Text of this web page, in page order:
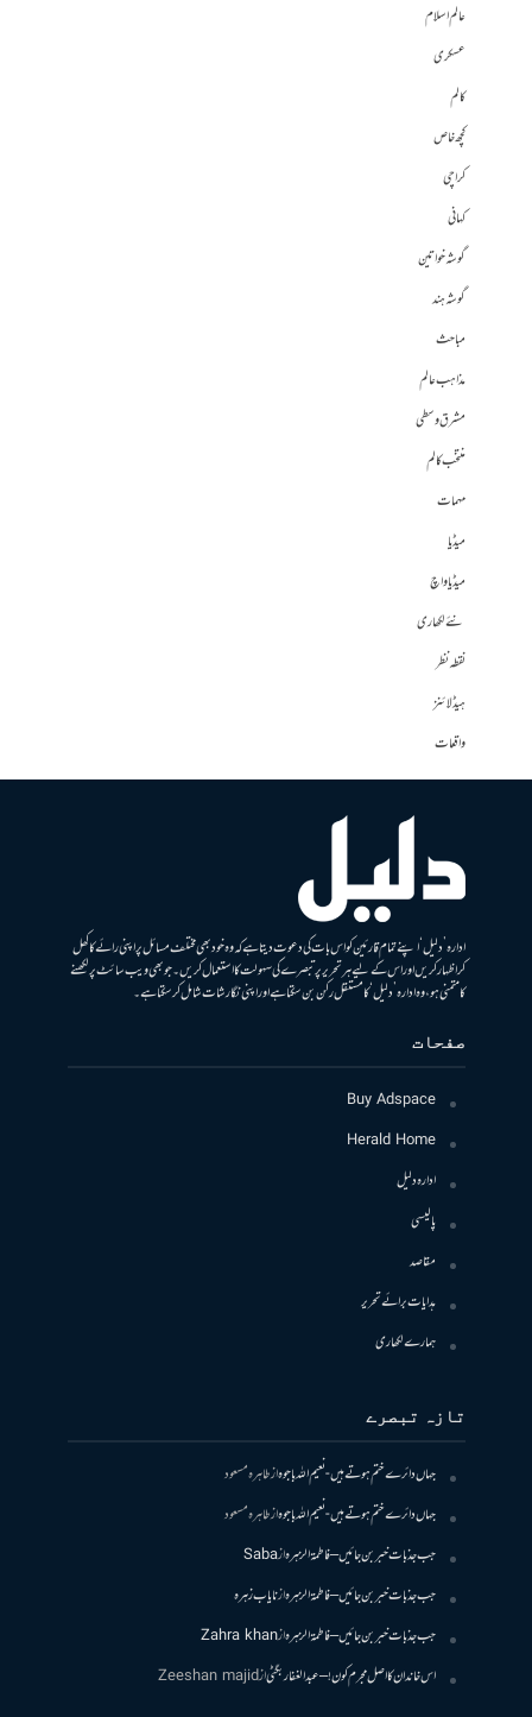
عالم اسلام
عسکری
کالم
کچھ خاص
کراچی
کہانی
گوشہ خواتین
گوشہ ہند
مباحث
مذاہب عالم
مشرق وسطی
منتخب کالم
مہمات
میڈیا
میڈیا واچ
نئے لکھاری
نقطہ نظر
ہیڈلائنز
واقعات
ادارہ ’دلیل‘ اپنے تمام قارئین کو اس بات کی دعوت دیتا ہے کہ وہ خود بھی مختلف مسائل پر اپنی رائے کا کھل
کر اظہار کریں اور اس کے لیے ہر تحریر پر تبصرے کی سہولت کا استعمال کریں۔ جو بھی ویب سائٹ پر لکھنے
کا متمنی ہو، وہ ادارہ ’دلیل‘ کا مستقل رکن بن سکتا ہے اور اپنی نگارشات شامل کرسکتا ہے۔
صفحات
Buy Adspace
Herald Home
ادارہ دلیل
پالیسی
مقاصد
ہدایات برائے تحریر
ہمارے لکھاری
تازہ تبصرے
جہاں دائرے ختم ہوتے ہیں- نعیم اللہ باجوہازطاہرہ مسعود
جہاں دائرے ختم ہوتے ہیں- نعیم اللہ باجوہازطاہرہ مسعود
جب جذبات خبر بن جائیں – فاطمۃالزہرہازSaba
جب جذبات خبر بن جائیں – فاطمۃالزہرہازنایاب زہرہ
جب جذبات خبر بن جائیں – فاطمۃالزہرہازZahra khan
اس خاندان کا اصل مجرم کون! – عبدالغفار بگٹیازZeeshan majid